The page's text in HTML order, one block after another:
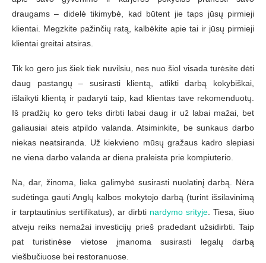
draugams – didelė tikimybė, kad būtent jie taps jūsų pirmieji
klientai. Megzkite pažinčių ratą, kalbėkite apie tai ir jūsų pirmieji
klientai greitai atsiras.
Tik ko gero jus šiek tiek nuvilsiu, nes nuo šiol visada turėsite dėti
daug pastangų – susirasti klientą, atlikti darbą kokybiškai,
išlaikyti klientą ir padaryti taip, kad klientas tave rekomenduotų.
Iš pradžių ko gero teks dirbti labai daug ir už labai mažai, bet
galiausiai ateis atpildo valanda. Atsiminkite, be sunkaus darbo
niekas neatsiranda. Už kiekvieno mūsų gražaus kadro slepiasi
ne viena darbo valanda ar diena praleista prie kompiuterio.
Na, dar, žinoma, lieka galimybė susirasti nuolatinį darbą. Nėra
sudėtinga gauti Anglų kalbos mokytojo darbą (turint išsilavinimą
ir tarptautinius sertifikatus), ar dirbti nardymo srityje . Tiesa, šiuo
atveju reiks nemažai investicijų prieš pradedant užsidirbti. Taip
pat turistinėse vietose įmanoma susirasti legalų darbą
viešbučiuose bei restoranuose.